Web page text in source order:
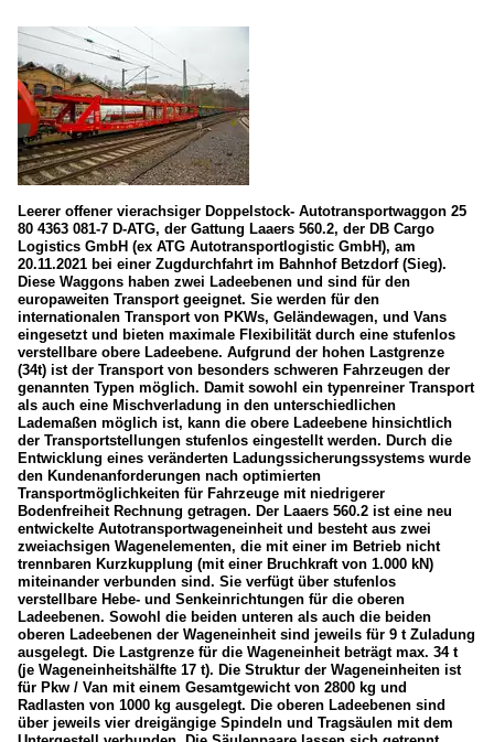
Leerer offener vierachsiger Doppelstock- Autotransportwaggon 25
80 4363 081-7 D-ATG, der Gattung Laaers 560.2, der DB Cargo
Logistics GmbH (ex ATG Autotransportlogistic GmbH), am
20.11.2021 bei einer Zugdurchfahrt im Bahnhof Betzdorf (Sieg).
Diese Waggons haben zwei Ladeebenen und sind für den
europaweiten Transport geeignet. Sie werden für den
internationalen Transport von PKWs, Geländewagen, und Vans
eingesetzt und bieten maximale Flexibilität durch eine stufenlos
verstellbare obere Ladeebene. Aufgrund der hohen Lastgrenze
(34t) ist der Transport von besonders schweren Fahrzeugen der
genannten Typen möglich. Damit sowohl ein typenreiner Transport
als auch eine Mischverladung in den unterschiedlichen
Lademaßen möglich ist, kann die obere Ladeebene hinsichtlich
der Transportstellungen stufenlos eingestellt werden. Durch die
Entwicklung eines veränderten Ladungssicherungssystems wurde
den Kundenanforderungen nach optimierten
Transportmöglichkeiten für Fahrzeuge mit niedrigerer
Bodenfreiheit Rechnung getragen. Der Laaers 560.2 ist eine neu
entwickelte Autotransportwageneinheit und besteht aus zwei
zweiachsigen Wagenelementen, die mit einer im Betrieb nicht
trennbaren Kurzkupplung (mit einer Bruchkraft von 1.000 kN)
miteinander verbunden sind. Sie verfügt über stufenlos
verstellbare Hebe- und Senkeinrichtungen für die oberen
Ladeebenen. Sowohl die beiden unteren als auch die beiden
oberen Ladeebenen der Wageneinheit sind jeweils für 9 t Zuladung
ausgelegt. Die Lastgrenze für die Wageneinheit beträgt max. 34 t
(je Wageneinheitshälfte 17 t). Die Struktur der Wageneinheiten ist
für Pkw / Van mit einem Gesamtgewicht von 2800 kg und
Radlasten von 1000 kg ausgelegt. Die oberen Ladeebenen sind
über jeweils vier dreigängige Spindeln und Tragsäulen mit dem